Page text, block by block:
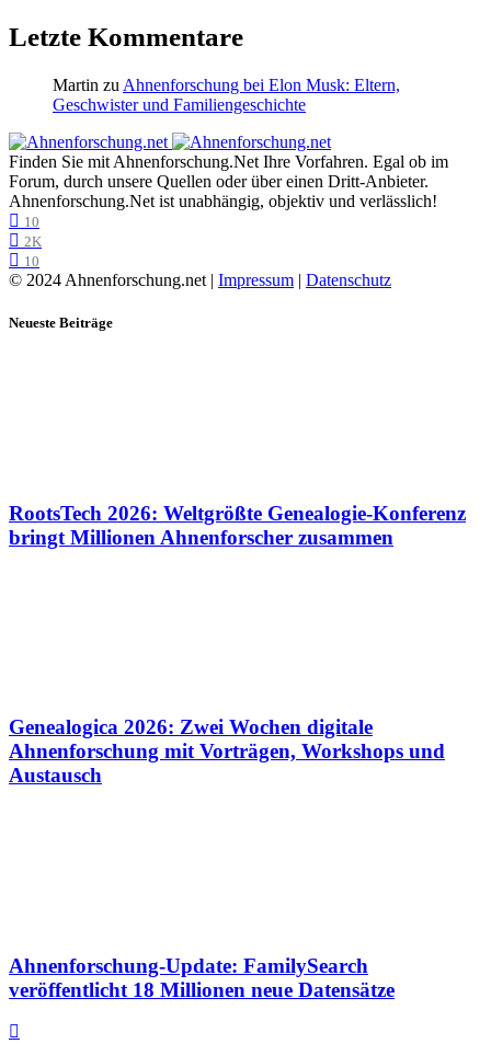
Letzte Kommentare
Martin zu Ahnenforschung bei Elon Musk: Eltern,
Geschwister und Familiengeschichte
Finden Sie mit Ahnenforschung.Net Ihre Vorfahren. Egal ob im
Forum, durch unsere Quellen oder über einen Dritt-Anbieter.
Ahnenforschung.Net ist unabhängig, objektiv und verlässlich!
10
2K
10
© 2024 Ahnenforschung.net | Impressum | Datenschutz
Neueste Beiträge
RootsTech 2026: Weltgrößte Genealogie-Konferenz
bringt Millionen Ahnenforscher zusammen
Genealogica 2026: Zwei Wochen digitale
Ahnenforschung mit Vorträgen, Workshops und
Austausch
Ahnenforschung-Update: FamilySearch
veröffentlicht 18 Millionen neue Datensätze